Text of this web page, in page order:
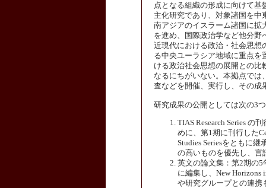
点となる組織の形成に向けて基
主化研究であり、対象諸国を中
南アジアのイスラーム諸国に拡
を進め、国際政治学など他分野
近現代における政治・社会思想
る中央ユーラシア地域に重点を
ける政治社会思想の展開との比
なるにちがいない。本拠点では
査などを開催、実行し、その成
研究成果の公開としては次の3
TIAS Research Series の
めに、第1期に刊行した
Studies Seriesをともに
の高いものを優先し、言
英文の論文集：第2期の
に編集し、New Horizons
や研究グループとの連携